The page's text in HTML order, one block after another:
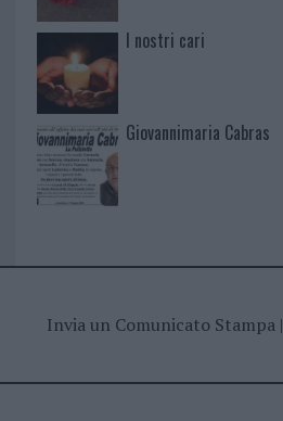
I nostri cari
Giovannimaria Cabras
Invia un Comunicato Stampa|